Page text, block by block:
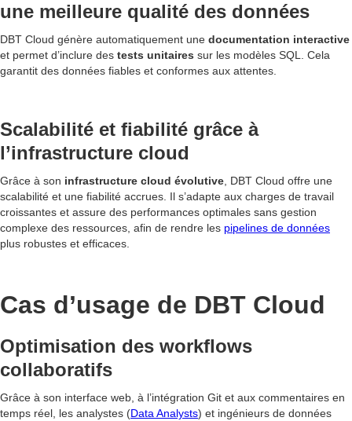
une meilleure qualité des données
DBT Cloud génère automatiquement une documentation interactive
et permet d’inclure des tests unitaires sur les modèles SQL. Cela
garantit des données fiables et conformes aux attentes.
Scalabilité et fiabilité grâce à
l’infrastructure cloud
Grâce à son infrastructure cloud évolutive , DBT Cloud offre une
scalabilité et une fiabilité accrues. Il s’adapte aux charges de travail
croissantes et assure des performances optimales sans gestion
complexe des ressources, afin de rendre les pipelines de données
plus robustes et efficaces.
Cas d’usage de DBT Cloud
Optimisation des workflows
collaboratifs
Grâce à son interface web, à l’intégration Git et aux commentaires en
temps réel, les analystes (Data Analysts) et ingénieurs de données